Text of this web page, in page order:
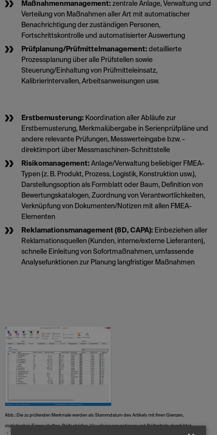
Maßnahmenmanagement: zentrale Anlage, Verwaltung und
Verteilung von Maßnahmen aller Art mit automatischer
Benachrichtigung der zuständigen Personen,
Fortschrittskontrolle und automatisierter Auswertung
Prüfplanung/Prüfmittelmanagement: detaillierte
Prozessplanung über alle Prüfstellen sowie
Steuerung/Einhaltung von Prüfmitteleinsatz,
Kalibrierintervallen, Arbeitsanweisungen usw.
Erstbemusterung: Koordination aller Abläufe zur
Erstbemusterung, Merkmalübergabe in Serienprüfpläne und
andere relevante Prüfungen, Messwerteingabe bzw. -
direktimport über Messmaschinen-Schnittstelle
Risikomanagement: Anlage/Verwaltung beliebiger FMEA-
Typen (z. B. Produkt, Prozess, Logistik, Konstruktion usw.),
Darstellungsoption als Formblatt oder Baum, Definition von
Bewertungskatalogen, Zuordnung von Verantwortlichkeiten,
Verknüpfung von Dokumenten/Notizen mit allen FMEA-
Elementen
Reklamationsmanagement (8D, CAPA): Einbeziehen aller
Reklamationsquellen (Kunden, interne/externe Lieferanten),
schnelle Einleitung von Sofortmaßnahmen, umfassende
Analysefunktionen zur Planung langfristiger Maßnahmen
Abb.: Die zu prüfenden Merkmale werden als Stammdatum des Artikels mit ihren Grenzen,
statistischen Eigenschaften, Prüfschärfen, Visualisierungsoptionen und Prüfmitteln abgebildet.